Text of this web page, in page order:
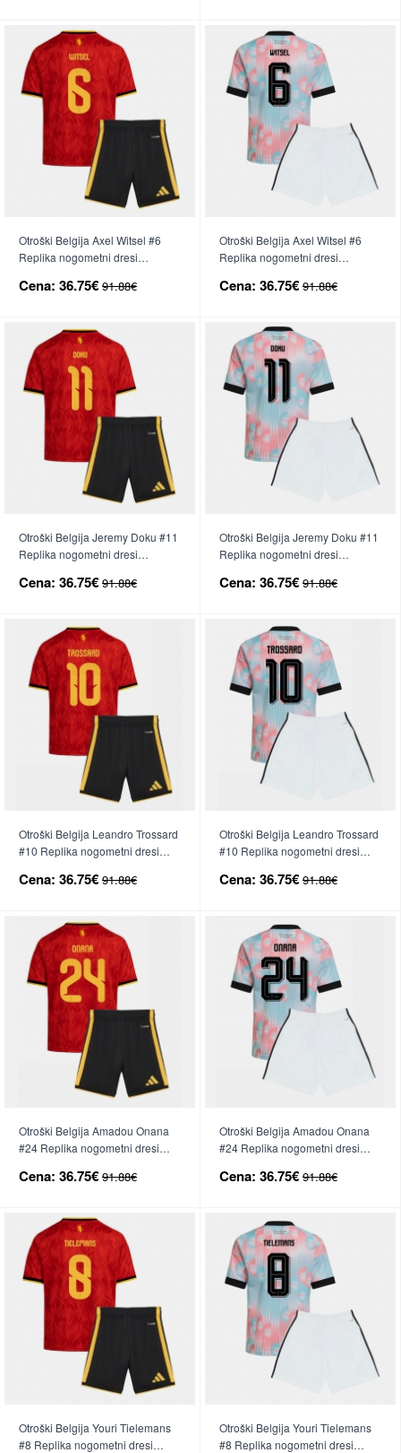
Otroški Belgija Axel Witsel #6
Replika nogometni dresi
Rokav (+ hlače)
Cena: 36.75€ 91.88€
Otroški Belgija Axel Witsel #6
Replika nogometni dresi
Kratek Rokav (+ hlače)
Cena: 36.75€ 91.88€
Otroški Belgija Jeremy Doku #11
Replika nogometni dresi
Rokav (+ hlače)
Cena: 36.75€ 91.88€
Otroški Belgija Jeremy Doku #11
Replika nogometni dresi
Kratek Rokav (+ hlače)
Cena: 36.75€ 91.88€
Otroški Belgija Leandro Trossard
#10 Replika nogometni dresi
Rokav (+ hlače)
Cena: 36.75€ 91.88€
Otroški Belgija Leandro Trossard
#10 Replika nogometni dresi
Kratek Rokav (+ hlače)
Cena: 36.75€ 91.88€
Otroški Belgija Amadou Onana
#24 Replika nogometni dresi
Rokav (+ hlače)
Cena: 36.75€ 91.88€
Otroški Belgija Amadou Onana
#24 Replika nogometni dresi
Kratek Rokav (+ hlače)
Cena: 36.75€ 91.88€
Otroški Belgija Youri Tielemans
#8 Replika nogometni dresi
Otroški Belgija Youri Tielemans
#8 Replika nogometni dresi